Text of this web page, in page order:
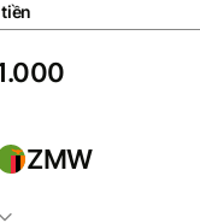
ZMW